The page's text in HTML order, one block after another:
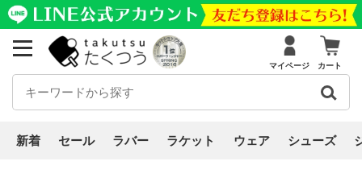
マイページ カート
新着 セール ラバー ラケット ウェア シューズ